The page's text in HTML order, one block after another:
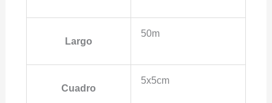
Largo
50m
Cuadro
5x5cm